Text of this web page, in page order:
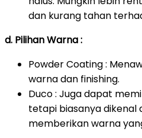
dan kurang tahan
d. Pilihan Warna :
Powder Coating :
warna dan finishing.
Duco : Juga dapat
tetapi biasanya dikenal
memberikan warna